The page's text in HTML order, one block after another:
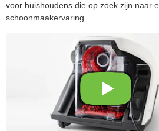
voor huishoudens die op zoek zijn naar
schoonmaakervaring.